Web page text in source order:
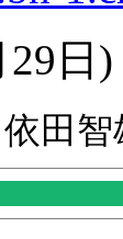
29日)
依田